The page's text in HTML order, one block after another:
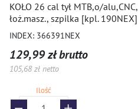
KOŁO 26 cal tył MTB,o/
łoż.masz., szpilka [kpl. 190NEX]
INDEX: 366391NEX
129,99 zł brutto
105,68 zł netto
Ilość